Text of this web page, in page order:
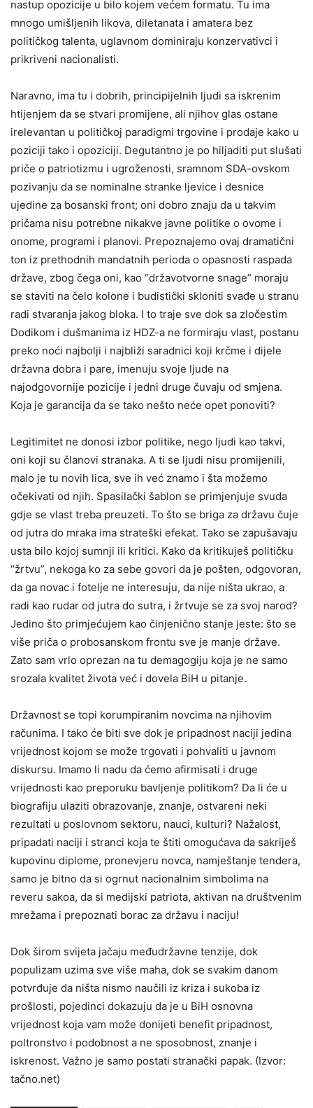
nastup opozicije u bilo kojem većem formatu. Tu ima
mnogo umišljenih likova, diletanata i amatera bez
političkog talenta, uglavnom dominiraju konzervativci i
prikriveni nacionalisti.
Naravno, ima tu i dobrih, principijelnih ljudi sa iskrenim
htijenjem da se stvari promijene, ali njihov glas ostane
irelevantan u političkoj paradigmi trgovine i prodaje kako u
poziciji tako i opoziciji. Degutantno je po hiljaditi put slušati
priče o patriotizmu i ugroženosti, sramnom SDA-ovskom
pozivanju da se nominalne stranke ljevice i desnice
ujedine za bosanski front; oni dobro znaju da u takvim
pričama nisu potrebne nikakve javne politike o ovome i
onome, programi i planovi. Prepoznajemo ovaj dramatični
ton iz prethodnih mandatnih perioda o opasnosti raspada
države, zbog čega oni, kao “državotvorne snage” moraju
se staviti na čelo kolone i budistički skloniti svađe u stranu
radi stvaranja jakog bloka. I to traje sve dok sa zločestim
Dodikom i dušmanima iz HDZ-a ne formiraju vlast, postanu
preko noći najbolji i najbliži saradnici koji krčme i dijele
državna dobra i pare, imenuju svoje ljude na
najodgovornije pozicije i jedni druge čuvaju od smjena.
Koja je garancija da se tako nešto neće opet ponoviti?
Legitimitet ne donosi izbor politike, nego ljudi kao takvi,
oni koji su članovi stranaka. A ti se ljudi nisu promijenili,
malo je tu novih lica, sve ih već znamo i šta možemo
očekivati od njih. Spasilački šablon se primjenjuje svuda
gdje se vlast treba preuzeti. To što se briga za državu čuje
od jutra do mraka ima strateški efekat. Tako se zapušavaju
usta bilo kojoj sumnji ili kritici. Kako da kritikuješ političku
“žrtvu”, nekoga ko za sebe govori da je pošten, odgovoran,
da ga novac i fotelje ne interesuju, da nije ništa ukrao, a
radi kao rudar od jutra do sutra, i žrtvuje se za svoj narod?
Jedino što primjećujem kao činjenično stanje jeste: što se
više priča o probosanskom frontu sve je manje države.
Zato sam vrlo oprezan na tu demagogiju koja je ne samo
srozala kvalitet života već i dovela BiH u pitanje.
Državnost se topi korumpiranim novcima na njihovim
računima. I tako će biti sve dok je pripadnost naciji jedina
vrijednost kojom se može trgovati i pohvaliti u javnom
diskursu. Imamo li nadu da ćemo afirmisati i druge
vrijednosti kao preporuku bavljenje politikom? Da li će u
biografiju ulaziti obrazovanje, znanje, ostvareni neki
rezultati u poslovnom sektoru, nauci, kulturi? Nažalost,
pripadati naciji i stranci koja te štiti omogućava da sakriješ
kupovinu diplome, pronevjeru novca, namještanje tendera,
samo je bitno da si ogrnut nacionalnim simbolima na
reveru sakoa, da si medijski patriota, aktivan na društvenim
mrežama i prepoznati borac za državu i naciju!
Dok širom svijeta jačaju međudržavne tenzije, dok
populizam uzima sve više maha, dok se svakim danom
potvrđuje da ništa nismo naučili iz kriza i sukoba iz
prošlosti, pojedinci dokazuju da je u BiH osnovna
vrijednost koja vam može donijeti benefit pripadnost,
poltronstvo i podobnost a ne sposobnost, znanje i
iskrenost. Važno je samo postati stranački papak. (Izvor:
tačno.net)